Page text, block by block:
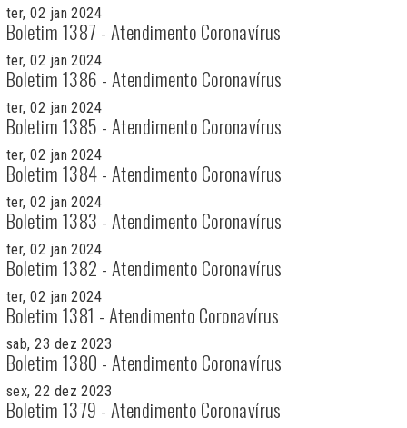
ter, 02 jan 2024
Boletim 1387 - Atendimento Coronavírus
ter, 02 jan 2024
Boletim 1386 - Atendimento Coronavírus
ter, 02 jan 2024
Boletim 1385 - Atendimento Coronavírus
ter, 02 jan 2024
Boletim 1384 - Atendimento Coronavírus
ter, 02 jan 2024
Boletim 1383 - Atendimento Coronavírus
ter, 02 jan 2024
Boletim 1382 - Atendimento Coronavírus
ter, 02 jan 2024
Boletim 1381 - Atendimento Coronavírus
sab, 23 dez 2023
Boletim 1380 - Atendimento Coronavírus
sex, 22 dez 2023
Boletim 1379 - Atendimento Coronavírus